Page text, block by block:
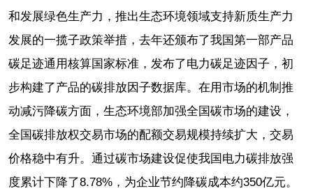
和发展绿色生产力，推出生态环境领域支持新质生产力
发展的一揽子政策举措，去年还颁布了我国第一部产品
碳足迹通用核算国家标准，发布了电力碳足迹因子，初
步构建了产品的碳排放因子数据库。在用市场的机制推
动减污降碳方面，生态环境部加强全国碳市场的建设，
全国碳排放权交易市场的配额交易规模持续扩大，交易
价格稳中有升。通过碳市场建设促使我国电力碳排放强
度累计下降了8.78%，为企业节约降碳成本约350亿元。